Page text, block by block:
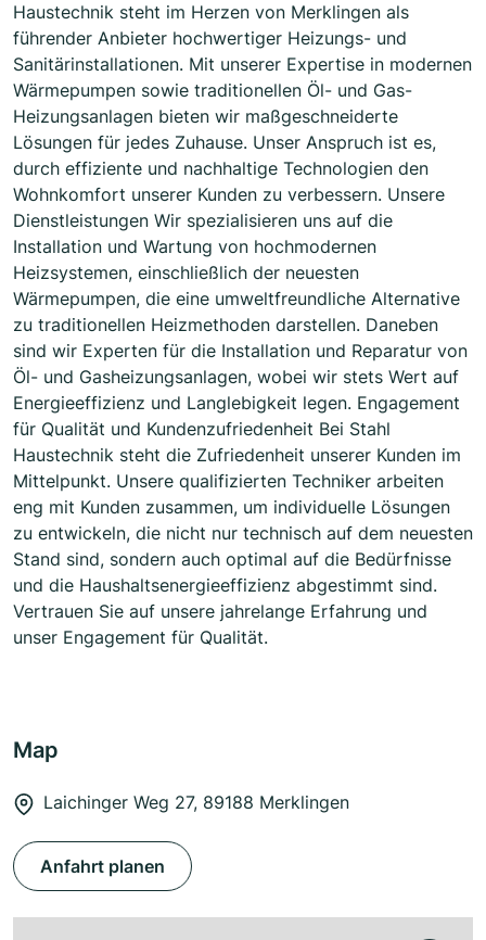
Haustechnik steht im Herzen von Merklingen als
führender Anbieter hochwertiger Heizungs- und
Sanitärinstallationen. Mit unserer Expertise in modernen
Wärmepumpen sowie traditionellen Öl- und Gas-
Heizungsanlagen bieten wir maßgeschneiderte
Lösungen für jedes Zuhause. Unser Anspruch ist es,
durch effiziente und nachhaltige Technologien den
Wohnkomfort unserer Kunden zu verbessern. Unsere
Dienstleistungen Wir spezialisieren uns auf die
Installation und Wartung von hochmodernen
Heizsystemen, einschließlich der neuesten
Wärmepumpen, die eine umweltfreundliche Alternative
zu traditionellen Heizmethoden darstellen. Daneben
sind wir Experten für die Installation und Reparatur von
Öl- und Gasheizungsanlagen, wobei wir stets Wert auf
Energieeffizienz und Langlebigkeit legen. Engagement
für Qualität und Kundenzufriedenheit Bei Stahl
Haustechnik steht die Zufriedenheit unserer Kunden im
Mittelpunkt. Unsere qualifizierten Techniker arbeiten
eng mit Kunden zusammen, um individuelle Lösungen
zu entwickeln, die nicht nur technisch auf dem neuesten
Stand sind, sondern auch optimal auf die Bedürfnisse
und die Haushaltsenergieeffizienz abgestimmt sind.
Vertrauen Sie auf unsere jahrelange Erfahrung und
unser Engagement für Qualität.
Map
Laichinger Weg 27, 89188 Merklingen
Anfahrt planen